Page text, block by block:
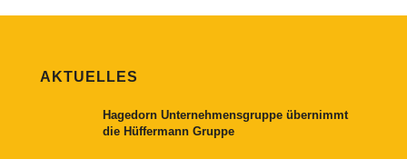
AKTUELLES
Hagedorn Unternehmensgruppe übernimmt
die Hüffermann Gruppe